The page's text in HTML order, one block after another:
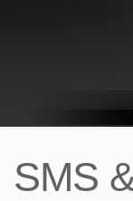
SMS